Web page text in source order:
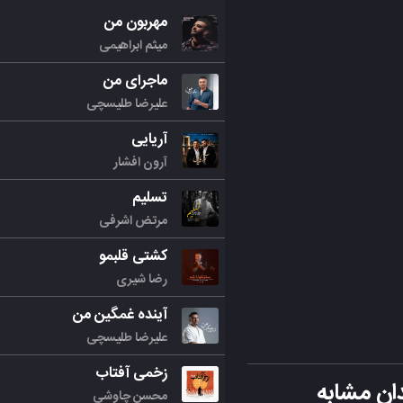
مشابه
مهربون من
میثم ابراهیمی
ماجرای من
علیرضا طلیسچی
آریایی
آرون افشار
تسلیم
مرتض اشرفی
کشتی قلبمو
رضا شیری
آینده غمگین من
علیرضا طلیسچی
زخمی آفتاب
محسن چاوشی